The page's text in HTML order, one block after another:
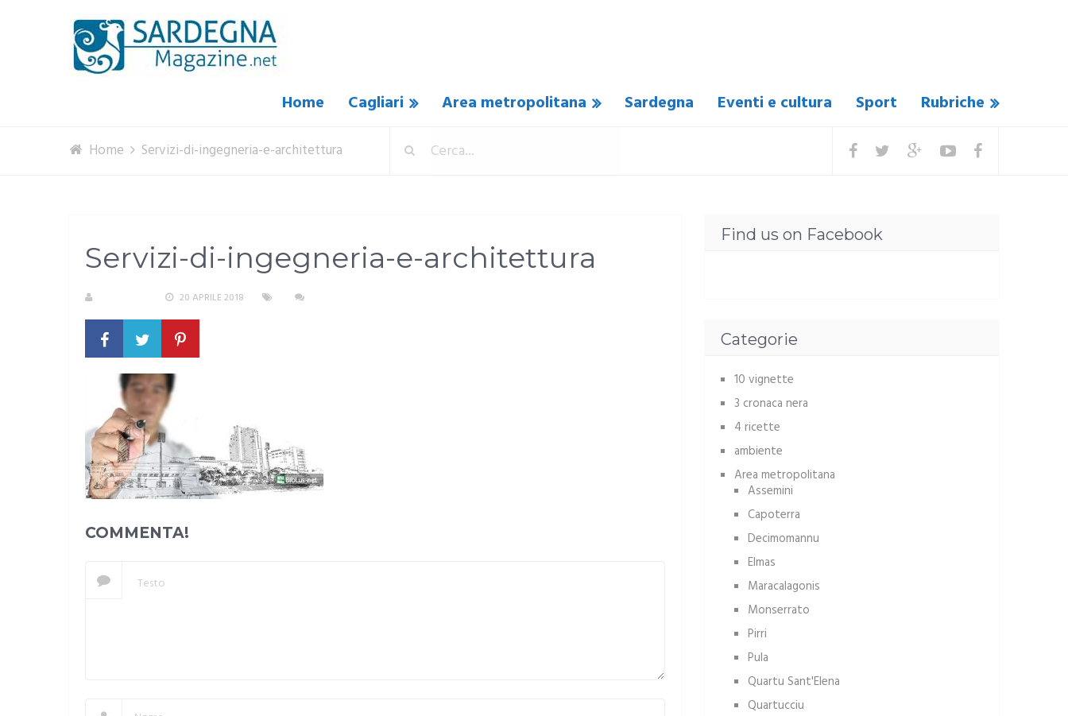
Home Cagliari Area metropolitana Sardegna Eventi e cultura Sport Rubriche
Home Servizi-di-ingegneria-e-architettura
Servizi-di-ingegneria-e-architettura
20 APRILE 2018
COMMENTA!
Find us on Facebook
Categorie
10 vignette
3 cronaca nera
4 ricette
ambiente
Area metropolitana
Assemini
Capoterra
Decimomannu
Elmas
Maracalagonis
Monserrato
Pirri
Pula
Quartu Sant'Elena
Quartucciu